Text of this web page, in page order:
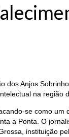
Anjos
na região
se como
a Ponta. O
instituição